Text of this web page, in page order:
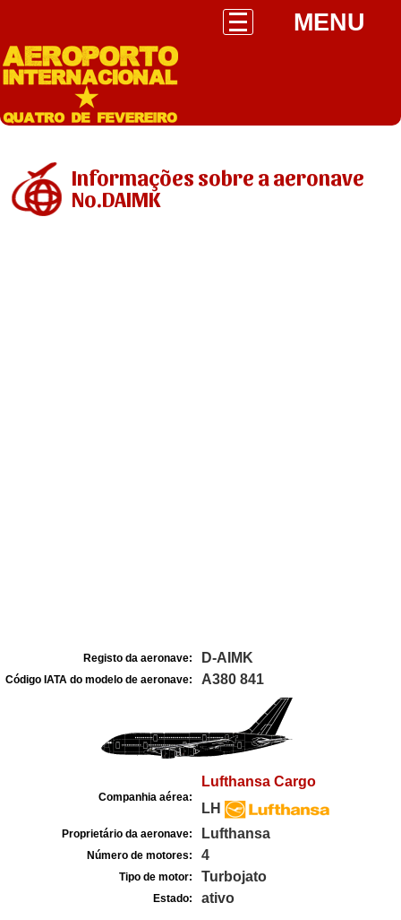
MENU
Informações sobre a aeronave
No.DAIMK
Registo da aeronave: D-AIMK
Código IATA do modelo de aeronave: A380 841
Companhia aérea:
Lufthansa Cargo
LH
Proprietário da aeronave: Lufthansa
Número de motores: 4
Tipo de motor: Turbojato
Estado: ativo